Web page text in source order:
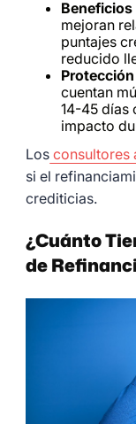
Beneficios
mejoran
puntajes
reducido
cuentan
14-45 días
impacto
Los consultores
si el
crediticias.
¿Cuánto
de